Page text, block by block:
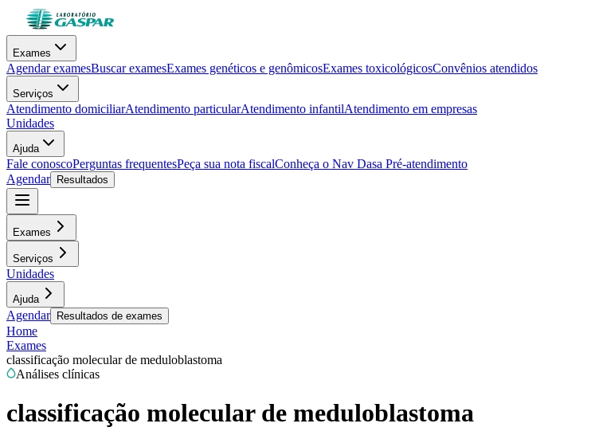
Exames
Agendar examesBuscar examesExames genéticos e genômicosExames toxicológicosConvênios atendidos
Serviços
Atendimento domiciliarAtendimento particularAtendimento infantilAtendimento em empresas
Unidades
Ajuda
Fale conoscoPerguntas frequentesPeça sua nota fiscalConheça o Nav Dasa Pré-atendimento
Agendar
Resultados
Exames
Serviços
Unidades
Ajuda
Agendar Resultados de exames
Home
Exames
classificação molecular de meduloblastoma
Análises clínicas
classificação molecular de meduloblastoma